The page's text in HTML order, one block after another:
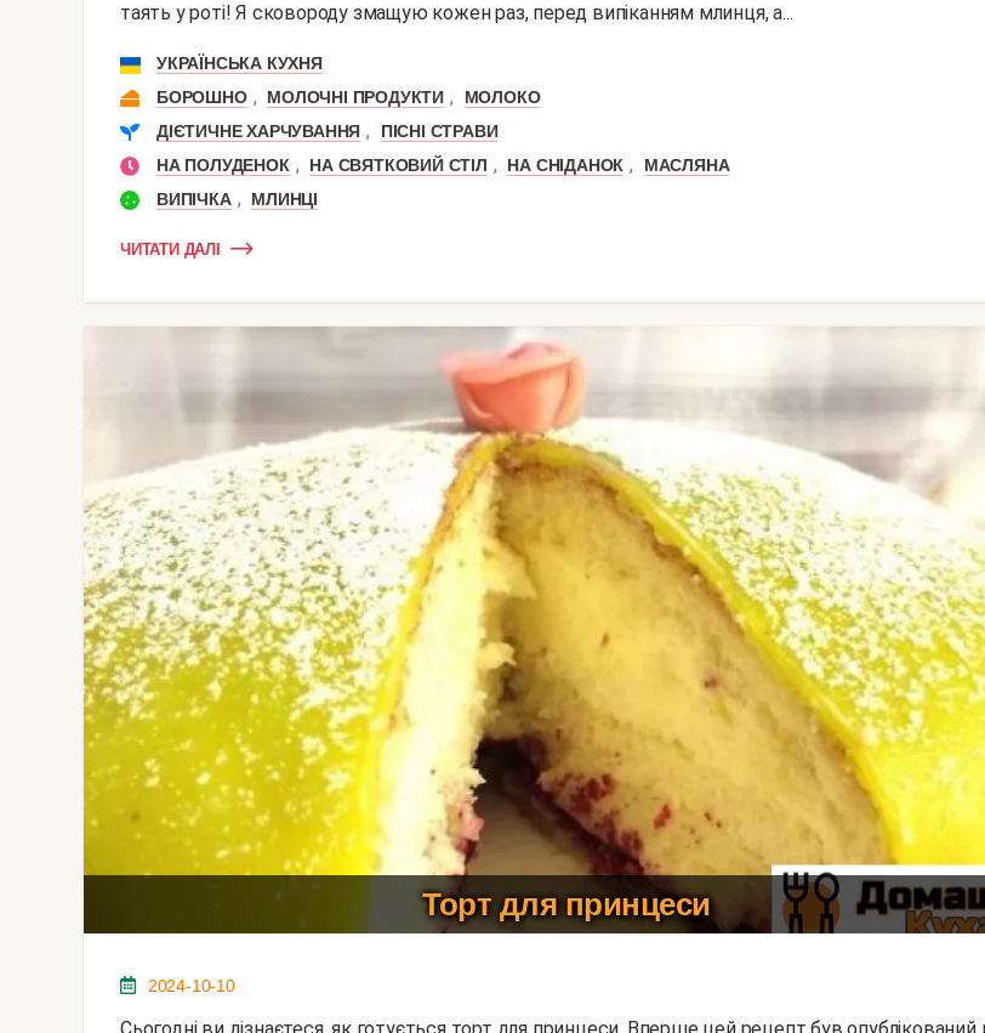
таять у роті! Я сковороду змащую кожен раз, перед випіканням млинця, а...
УКРАЇНСЬКА КУХНЯ
БОРОШНО , МОЛОЧНІ ПРОДУКТИ ,
МОЛОКО
ДІЄТИЧНЕ ХАРЧУВАННЯ ,
ПІСНІ СТРАВИ
НА ПОЛУДЕНОК , НА СВЯТКОВИЙ СТІЛ , НА СНІДАНОК ,
МАСЛЯНА
ВИПІЧКА , МЛИНЦІ
ЧИТАТИ ДАЛІ
Торт для принцеси
2024-10-10